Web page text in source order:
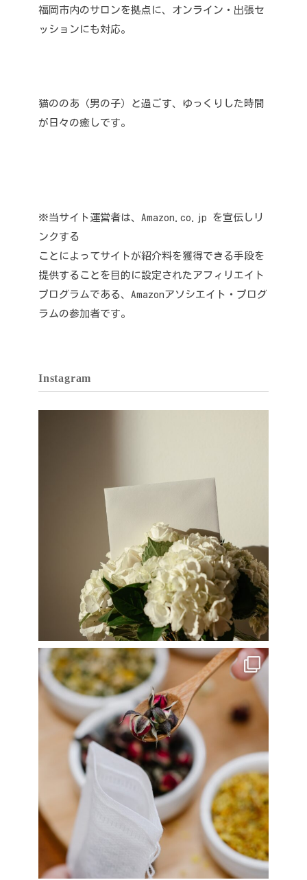
福岡市内のサロンを拠点に、オンライン・出張セ
ッションにも対応。
猫ののあ（男の子）と過ごす、ゆっくりした時間
が日々の癒しです。
※当サイト運営者は、Amazon.co.jp を宣伝しリ
ンクする
ことによってサイトが紹介料を獲得できる手段を
提供することを目的に設定されたアフィリエイト
プログラムである、Amazonアソシエイト・プログ
ラムの参加者です。
Instagram